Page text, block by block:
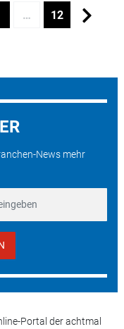
… 12
News mehr
Portal der achtmal